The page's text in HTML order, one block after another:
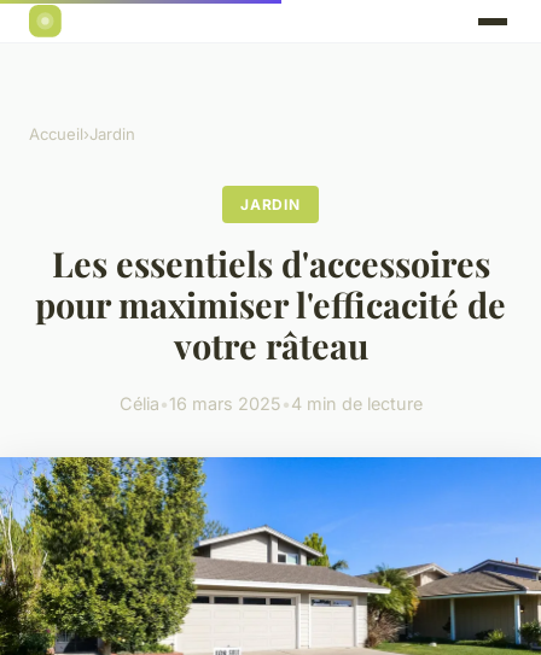
Accueil›Jardin
JARDIN
Les essentiels d'accessoires
pour maximiser l'efficacité de
votre râteau
Célia•16 mars 2025•4 min de lecture